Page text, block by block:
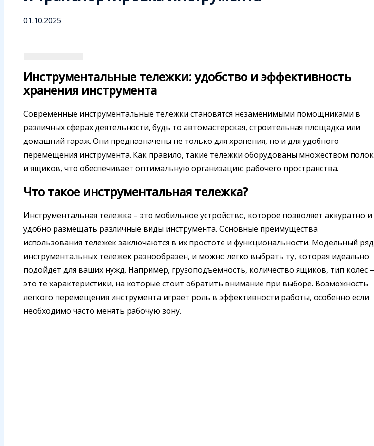
01.10.2025
Инструментальные тележки: удобство и эффективность
хранения инструмента
Современные инструментальные тележки становятся незаменимыми помощниками в
различных сферах деятельности, будь то автомастерская, строительная площадка или
домашний гараж. Они предназначены не только для хранения, но и для удобного
перемещения инструмента. Как правило, такие тележки оборудованы множеством полок
и ящиков, что обеспечивает оптимальную организацию рабочего пространства.
Что такое инструментальная тележка?
Инструментальная тележка – это мобильное устройство, которое позволяет аккуратно и
удобно размещать различные виды инструмента. Основные преимущества
использования тележек заключаются в их простоте и функциональности. Модельный ряд
инструментальных тележек разнообразен, и можно легко выбрать ту, которая идеально
подойдет для ваших нужд. Например, грузоподъемность, количество ящиков, тип колес –
это те характеристики, на которые стоит обратить внимание при выборе. Возможность
легкого перемещения инструмента играет роль в эффективности работы, особенно если
необходимо часто менять рабочую зону.